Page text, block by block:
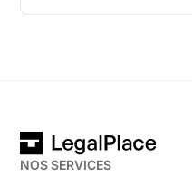
NOS SERVICES